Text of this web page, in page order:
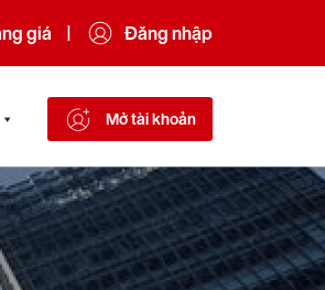
giá | Đăng nhập
Mở tài khoản